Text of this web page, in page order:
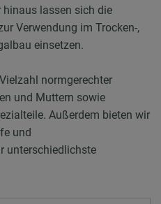
hinaus lassen sich die
Verwendung im Trocken-,
einsetzen.
normgerechter
und Muttern sowie
Außerdem bieten wir
und
unterschiedlichste